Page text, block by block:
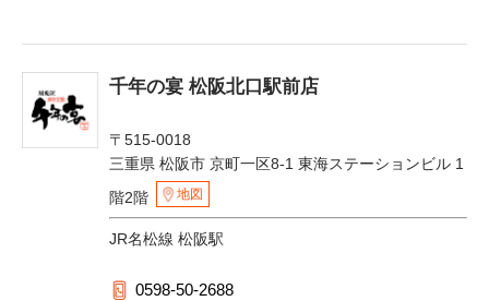
千年の宴 松阪北口駅前店
〒515-0018
三重県 松阪市 京町一区8-1 東海ステーションビル 1
階2階
地図
JR名松線 松阪駅
0598-50-2688